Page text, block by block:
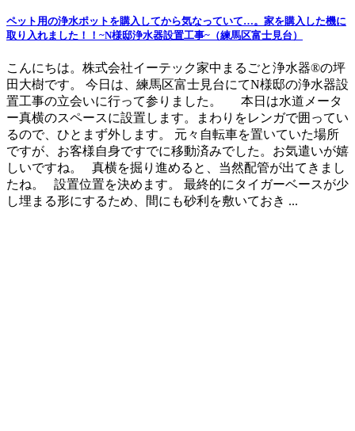
ペット用の浄水ポットを購入してから気なっていて…。家を購入した機に
取り入れました！！~N様邸浄水器設置工事~（練馬区富士見台）
こんにちは。株式会社イーテック家中まるごと浄水器®の坪
田大樹です。 今日は、練馬区富士見台にてN様邸の浄水器設
置工事の立会いに行って参りました。 本日は水道メータ
ー真横のスペースに設置します。まわりをレンガで囲ってい
るので、ひとまず外します。 元々自転車を置いていた場所
ですが、お客様自身ですでに移動済みでした。お気遣いが嬉
しいですね。 真横を掘り進めると、当然配管が出てきまし
たね。 設置位置を決めます。 最終的にタイガーベースが少
し埋まる形にするため、間にも砂利を敷いておき ...